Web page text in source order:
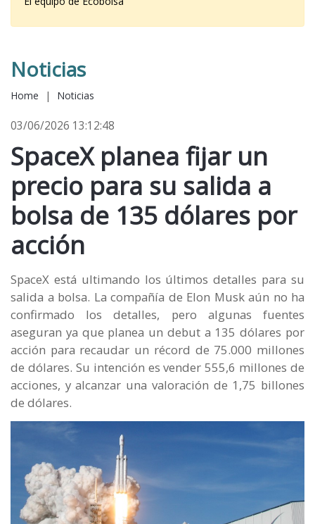
Noticias
Home | Noticias
03/06/2026 13:12:48
SpaceX planea fijar un
precio para su salida a
bolsa de 135 dólares por
acción
SpaceX está ultimando los últimos detalles para su
salida a bolsa. La compañía de Elon Musk aún no ha
confirmado los detalles, pero algunas fuentes
aseguran ya que planea un debut a 135 dólares por
acción para recaudar un récord de 75.000 millones
de dólares. Su intención es vender 555,6 millones de
acciones, y alcanzar una valoración de 1,75 billones
de dólares.